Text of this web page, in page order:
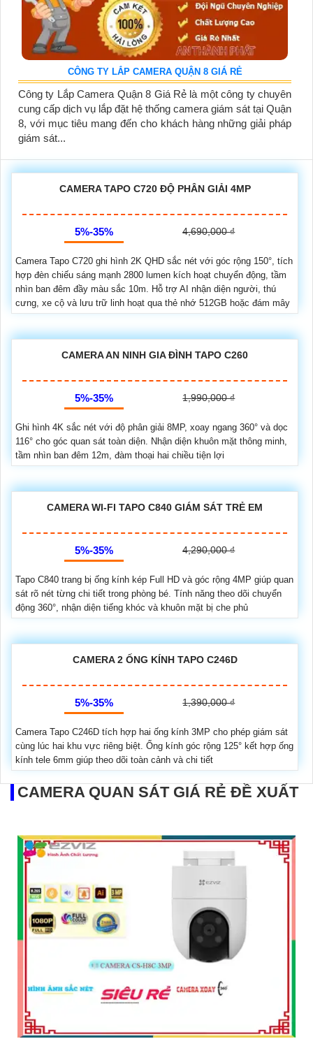
CÔNG TY LẮP CAMERA QUẬN 8 GIÁ RẺ
Công ty Lắp Camera Quận 8 Giá Rẻ là một công ty chuyên
cung cấp dịch vụ lắp đặt hệ thống camera giám sát tại Quận
8, với mục tiêu mang đến cho khách hàng những giải pháp
giám sát...
CAMERA TAPO C720 ĐỘ PHÂN GIẢI 4MP
5%-35% 4,690,000 ₫
Camera Tapo C720 ghi hình 2K QHD sắc nét với góc rộng 150°, tích
hợp đèn chiếu sáng mạnh 2800 lumen kích hoạt chuyển động, tầm
nhìn ban đêm đầy màu sắc 10m. Hỗ trợ AI nhận diện người, thú
cưng, xe cộ và lưu trữ linh hoạt qua thẻ nhớ 512GB hoặc đám mây
CAMERA AN NINH GIA ĐÌNH TAPO C260
5%-35% 1,990,000 ₫
Ghi hình 4K sắc nét với độ phân giải 8MP, xoay ngang 360° và dọc
116° cho góc quan sát toàn diện. Nhận diện khuôn mặt thông minh,
tầm nhìn ban đêm 12m, đàm thoại hai chiều tiện lợi
CAMERA WI-FI TAPO C840 GIÁM SÁT TRẺ EM
5%-35% 4,290,000 ₫
Tapo C840 trang bị ống kính kép Full HD và góc rộng 4MP giúp quan
sát rõ nét từng chi tiết trong phòng bé. Tính năng theo dõi chuyển
động 360°, nhận diện tiếng khóc và khuôn mặt bị che phủ
CAMERA 2 ỐNG KÍNH TAPO C246D
5%-35% 1,390,000 ₫
Camera Tapo C246D tích hợp hai ống kính 3MP cho phép giám sát
cùng lúc hai khu vực riêng biệt. Ống kính góc rộng 125° kết hợp ống
kính tele 6mm giúp theo dõi toàn cảnh và chi tiết
CAMERA QUAN SÁT GIÁ RẺ ĐỀ XUẤT